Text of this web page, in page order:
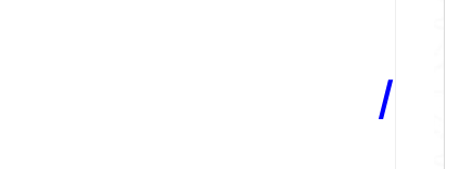
ا